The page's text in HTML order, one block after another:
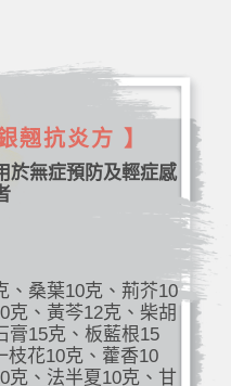
翹抗炎方 】
於無症預防及輕症感
、桑葉10克、荊芥10
克、黃芩12克、柴胡
膏15克、板藍根15
枝花10克、藿香10
克、法半夏10克、甘